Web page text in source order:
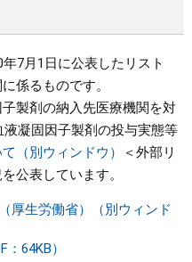
7月1日に公表したリスト
係るものです。
製剤の納入先医療機関を対
凝固因子製剤の投与実態等
（別ウィンドウ）
＜外部リ
公表しています。
厚生労働省）（別ウィンド
64KB）